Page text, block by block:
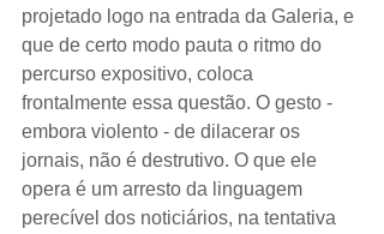
projetado logo na entrada da Galeria, e
que de certo modo pauta o ritmo do
percurso expositivo, coloca
frontalmente essa questão. O gesto -
embora violento - de dilacerar os
jornais, não é destrutivo. O que ele
opera é um arresto da linguagem
perecível dos noticiários, na tentativa